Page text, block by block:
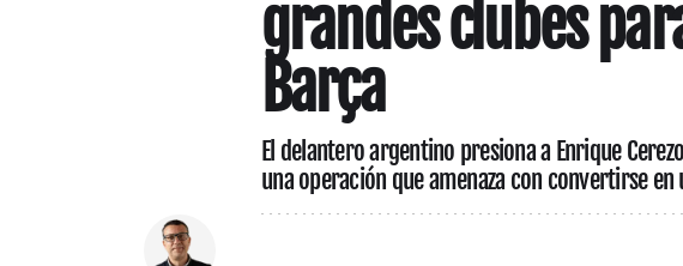
grandes clubes
Barça
El delantero argentino presiona a Enrique
una operación que amenaza con convertirse